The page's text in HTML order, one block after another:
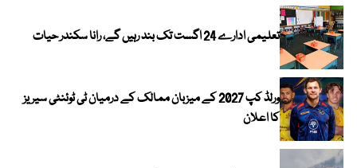
تعلیمی ادارے 24 اگست تک بند رہیں گے، رانا سکندر حیات
ورلڈ کپ 2027 کے میزبان ممالک کے درمیان ٹی ٹوئنٹی سیریز
کا اعلان